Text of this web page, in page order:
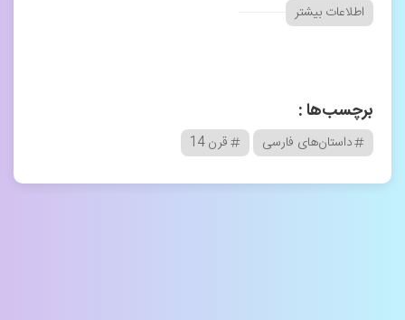
اطلاعات بیشتر
برچسب‌ها :
داستان‌های فارسی قرن 14